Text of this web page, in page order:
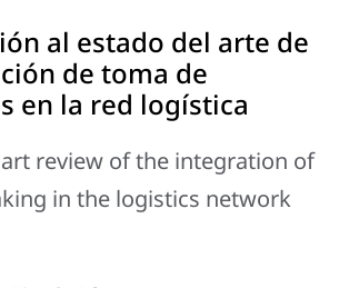
al estado del arte de
de toma de
en la red logística
review of the integration of
in the logistics network